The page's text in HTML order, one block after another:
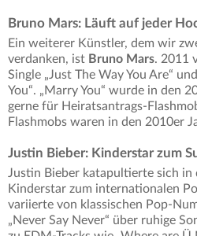
Bruno Mars: Läuft auf jeder
Ein weiterer Künstler, dem wir
verdanken, ist Bruno Mars. 2011
Single „Just The Way You Are“
You“. „Marry You“ wurde in den
gerne für Heiratsantrags-
Flashmobs waren in den 2010er
Justin Bieber: Kinderstar zum
Justin Bieber katapultierte sich in
Kinderstar zum internationalen
variierte von klassischen Pop-
„Never Say Never“ über ruhige